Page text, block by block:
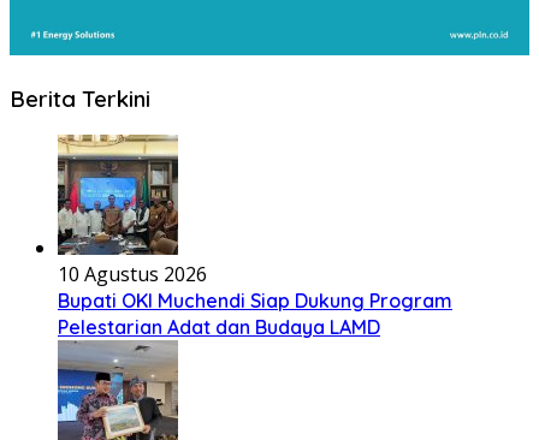
Berita Terkini
10 Agustus 2026
Bupati OKI Muchendi Siap Dukung Program
Pelestarian Adat dan Budaya LAMD